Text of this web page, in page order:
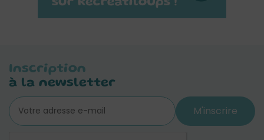
Inscription
à la newsletter
M'inscrire